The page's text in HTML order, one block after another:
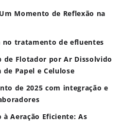
Momento de Reflexão na
no tratamento de efluentes
de Flotador por Ar Dissolvido
Papel e Celulose
de 2025 com integração e
à Aeração Eficiente: As